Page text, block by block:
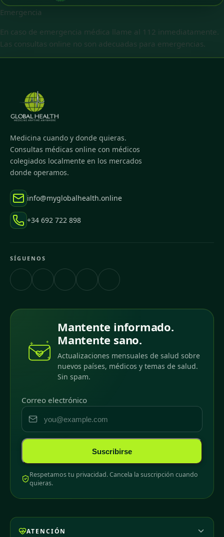
Emergencia
En caso de emergencia médica llame al 112 inmediatamente.
Las consultas online no son adecuadas para emergencias.
Medicina cuando y donde quieras.
Consultas médicas online con médicos
colegiados localmente en los mercados
donde operamos.
info@myglobalhealth.online
+34 692 722 898
SÍGUENOS
Mantente informado.
Mantente sano.
Actualizaciones mensuales de salud sobre
nuevos países, médicos y temas de salud.
Sin spam.
Correo electrónico
Suscribirse
Respetamos tu privacidad. Cancela la suscripción cuando
quieras.
ATENCIÓN